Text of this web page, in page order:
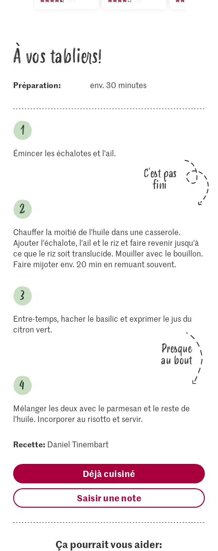
À vos tabliers!
Préparation: env. 30 minutes
Émincer les échalotes et l'ail.
C'est pas
fini
Chauffer la moitié de l'huile dans une casserole.
Ajouter l'échalote, l'ail et le riz et faire revenir jusqu'à
ce que le riz soit translucide. Mouiller avec le bouillon.
Faire mijoter env. 20 min en remuant souvent.
Entre-temps, hacher le basilic et exprimer le jus du
citron vert.
Presque
au bout
Mélanger les deux avec le parmesan et le reste de
l'huile. Incorporer au risotto et servir.
Recette: Daniel Tinembart
Déjà cuisiné
Saisir une note
Ça pourrait vous aider: